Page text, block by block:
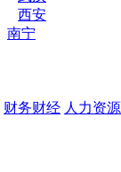
西安
南宁
财务财经 人力资源